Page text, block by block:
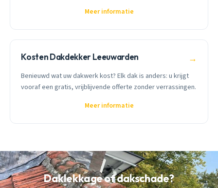
Meer informatie
Kosten Dakdekker Leeuwarden →
Benieuwd wat uw dakwerk kost? Elk dak is anders: u krijgt
vooraf een gratis, vrijblijvende offerte zonder verrassingen.
Meer informatie
Daklekkage of dakschade?